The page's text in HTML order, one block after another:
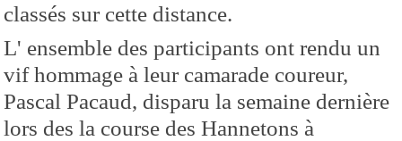
classés sur cette distance.
L' ensemble des participants ont rendu un
vif hommage à leur camarade coureur,
Pascal Pacaud, disparu la semaine dernière
lors des la course des Hannetons à